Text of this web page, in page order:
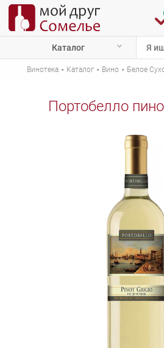
Каталог
Винотека · Каталог · Вино · Белое
Портобелло